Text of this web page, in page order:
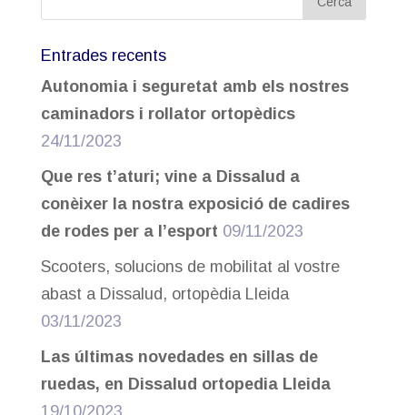
Entrades recents
Autonomia i seguretat amb els nostres
caminadors i rollator ortopèdics
24/11/2023
Que res t’aturi; vine a Dissalud a
conèixer la nostra exposició de cadires
de rodes per a l’esport 09/11/2023
Scooters, solucions de mobilitat al vostre
abast a Dissalud, ortopèdia Lleida
03/11/2023
Las últimas novedades en sillas de
ruedas, en Dissalud ortopedia Lleida
19/10/2023